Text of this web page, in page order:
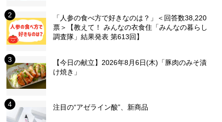
「人参の食べ方で好きなのは？」＜回答数38,220
票＞【教えて！ みんなの衣食住「みんなの暮らし
調査隊」結果発表 第613回】
【今日の献立】2026年8月6日(木)「豚肉のみそ漬
け焼き」
注目の“アゼライン酸”、新商品